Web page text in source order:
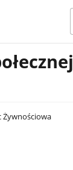
Żywnościowa